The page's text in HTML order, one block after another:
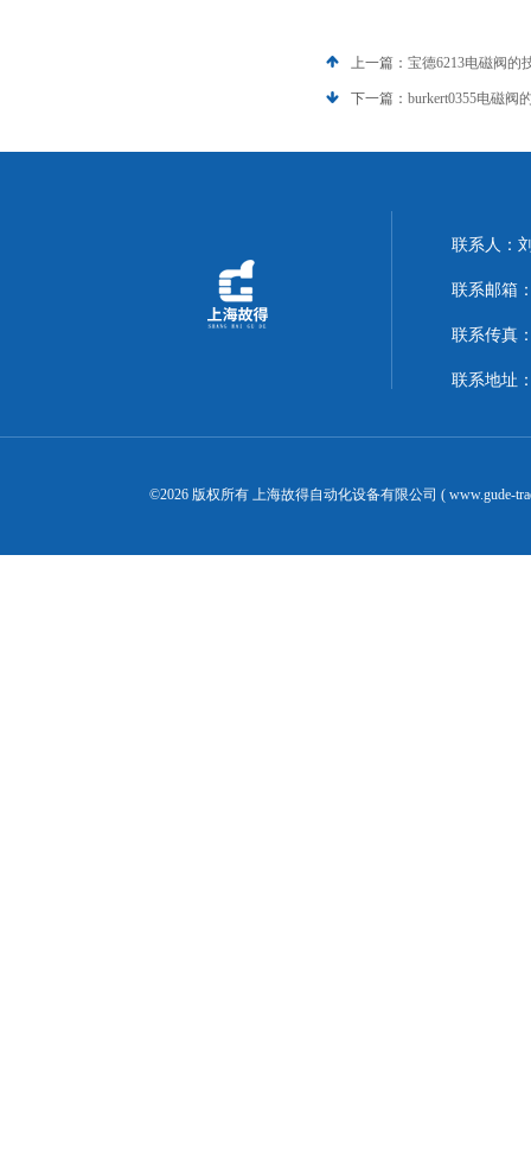
上一篇： 宝德6213电磁阀的
下一篇： burkert0355电磁阀
联系人：
联系邮箱
联系传真
联系地址
©2026 版权所有 上海故得自动化设备有限公司 ( www.gude-